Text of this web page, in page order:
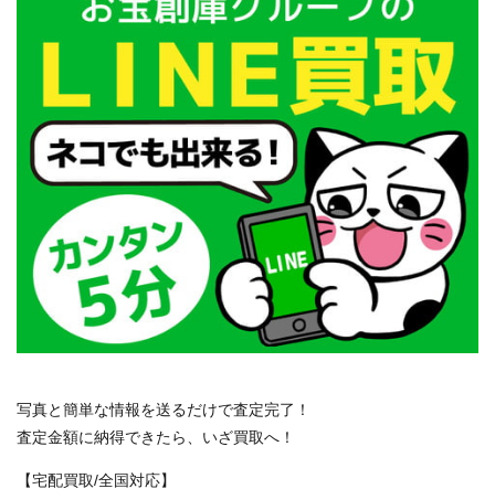
写真と簡単な情報を送るだけで査定完了！
査定金額に納得できたら、いざ買取へ！
【宅配買取/全国対応】